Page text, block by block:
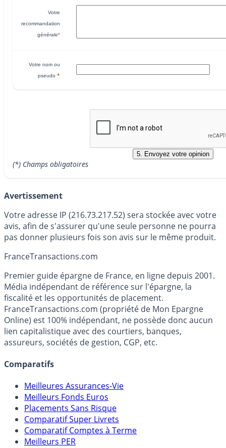
Votre
recommandation
générale*
Votre nom ou
pseudo *
(*) Champs obligatoires
Avertissement
Votre adresse IP (216.73.217.52) sera stockée avec votre
avis, afin de s'assurer qu'une seule personne ne pourra
pas donner plusieurs fois son avis sur le même produit.
FranceTransactions.com
Premier guide épargne de France, en ligne depuis 2001.
Média indépendant de référence sur l'épargne, la
fiscalité et les opportunités de placement.
FranceTransactions.com (propriété de Mon Epargne
Online) est 100% indépendant, ne possède donc aucun
lien capitalistique avec des courtiers, banques,
assureurs, sociétés de gestion, CGP, etc.
Comparatifs
Meilleures Assurances-Vie
Meilleurs Fonds Euros
Placements Sans Risque
Comparatif Super Livrets
Comparatif Comptes à Terme
Meilleurs PER